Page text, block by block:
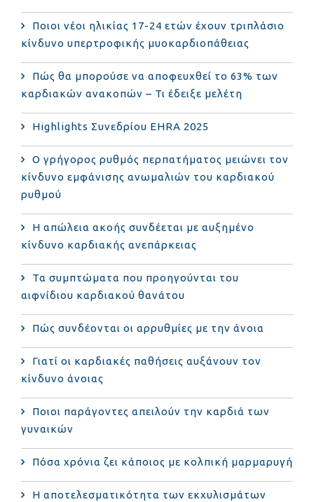
Ποιοι νέοι ηλικίας 17-24 ετών έχουν τριπλάσιο
κίνδυνο υπερτροφικής μυοκαρδιοπάθειας
Πώς θα μπορούσε να αποφευχθεί το 63% των
καρδιακών ανακοπών – Τι έδειξε μελέτη
Highlights Συνεδρίου EHRA 2025
Ο γρήγορος ρυθμός περπατήματος μειώνει τον
κίνδυνο εμφάνισης ανωμαλιών του καρδιακού
ρυθμού
Η απώλεια ακοής συνδέεται με αυξημένο
κίνδυνο καρδιακής ανεπάρκειας
Τα συμπτώματα που προηγούνται του
αιφνίδιου καρδιακού θανάτου
Πώς συνδέονται οι αρρυθμίες με την άνοια
Γιατί οι καρδιακές παθήσεις αυξάνουν τον
κίνδυνο άνοιας
Ποιοι παράγοντες απειλούν την καρδιά των
γυναικών
Πόσα χρόνια ζει κάποιος με κολπική μαρμαρυγή
Η αποτελεσματικότητα των εκχυλισμάτων